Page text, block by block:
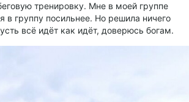
тренировку. Мне в моей группе
в группу посильнее. Но решила ничего
всё идёт как идёт, доверюсь богам.